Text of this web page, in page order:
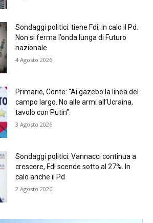
Sondaggi politici: tiene Fdi, in calo il Pd.
Non si ferma l’onda lunga di Futuro
nazionale
4 Agosto 2026
Primarie, Conte: “Ai gazebo la linea del
campo largo. No alle armi all’Ucraina,
tavolo con Putin”.
3 Agosto 2026
Sondaggi politici: Vannacci continua a
crescere, FdI scende sotto al 27%. In
calo anche il Pd
2 Agosto 2026